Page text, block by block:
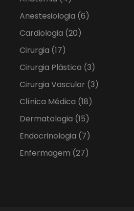
Anestesiologia (6)
Cardiologia (20)
Cirurgia (17)
Cirurgia Plástica (3)
Cirurgia Vascular (3)
Clínica Médica (18)
Dermatologia (15)
Endocrinologia (7)
Enfermagem (27)